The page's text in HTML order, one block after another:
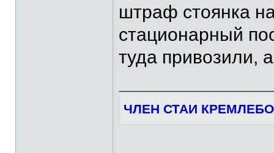
штраф стоянка
стационарный
туда привозили,
ЧЛЕН СТАИ